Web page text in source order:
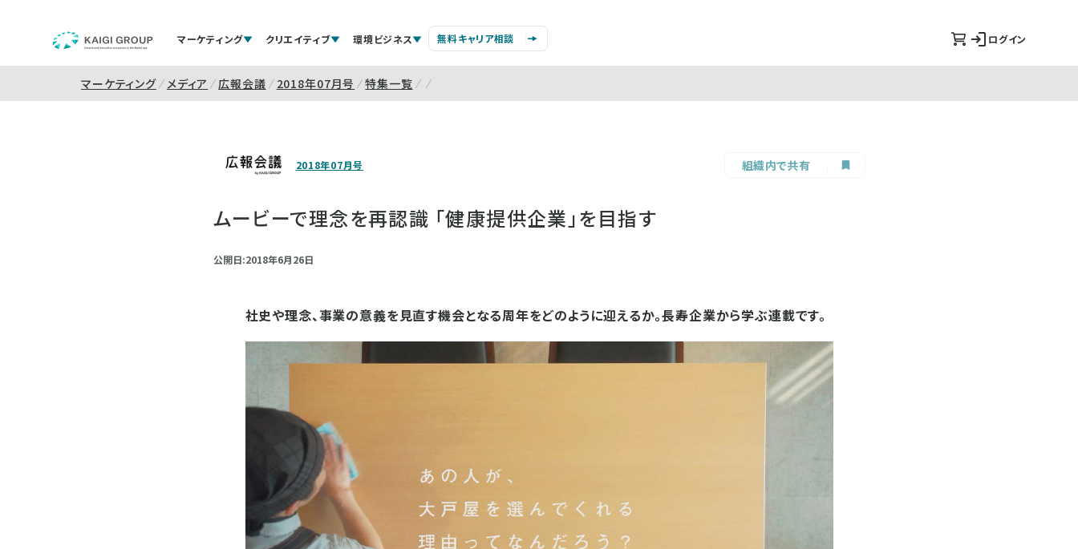
マーケティング クリエイティブ 環境ビジネス 無料キャリア相談 ログイン
マーケティング メディア 広報会議 2018年07月号 特集一覧
2018年07月号 組織内で共有
ムービーで理念を再認識 「健康提供企業」を目指す
公開日:2018年6月26日
社史や理念、事業の意義を見直す機会となる周年をどのように迎えるか。長寿企業から学ぶ連載です。